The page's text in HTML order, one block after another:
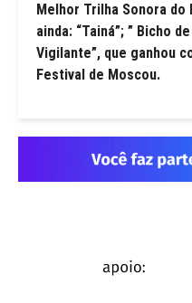
Melhor Trilha Sonora do
ainda: “Tainá”; ” Bicho
Vigilante”, que ganhou
Festival de Moscou.